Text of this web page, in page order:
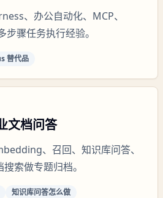
、办公自动化、MCP、
骤任务执行经验。
替代品
文档问答
、召回、知识库问答、
索做专题归档。
知识库问答怎么做